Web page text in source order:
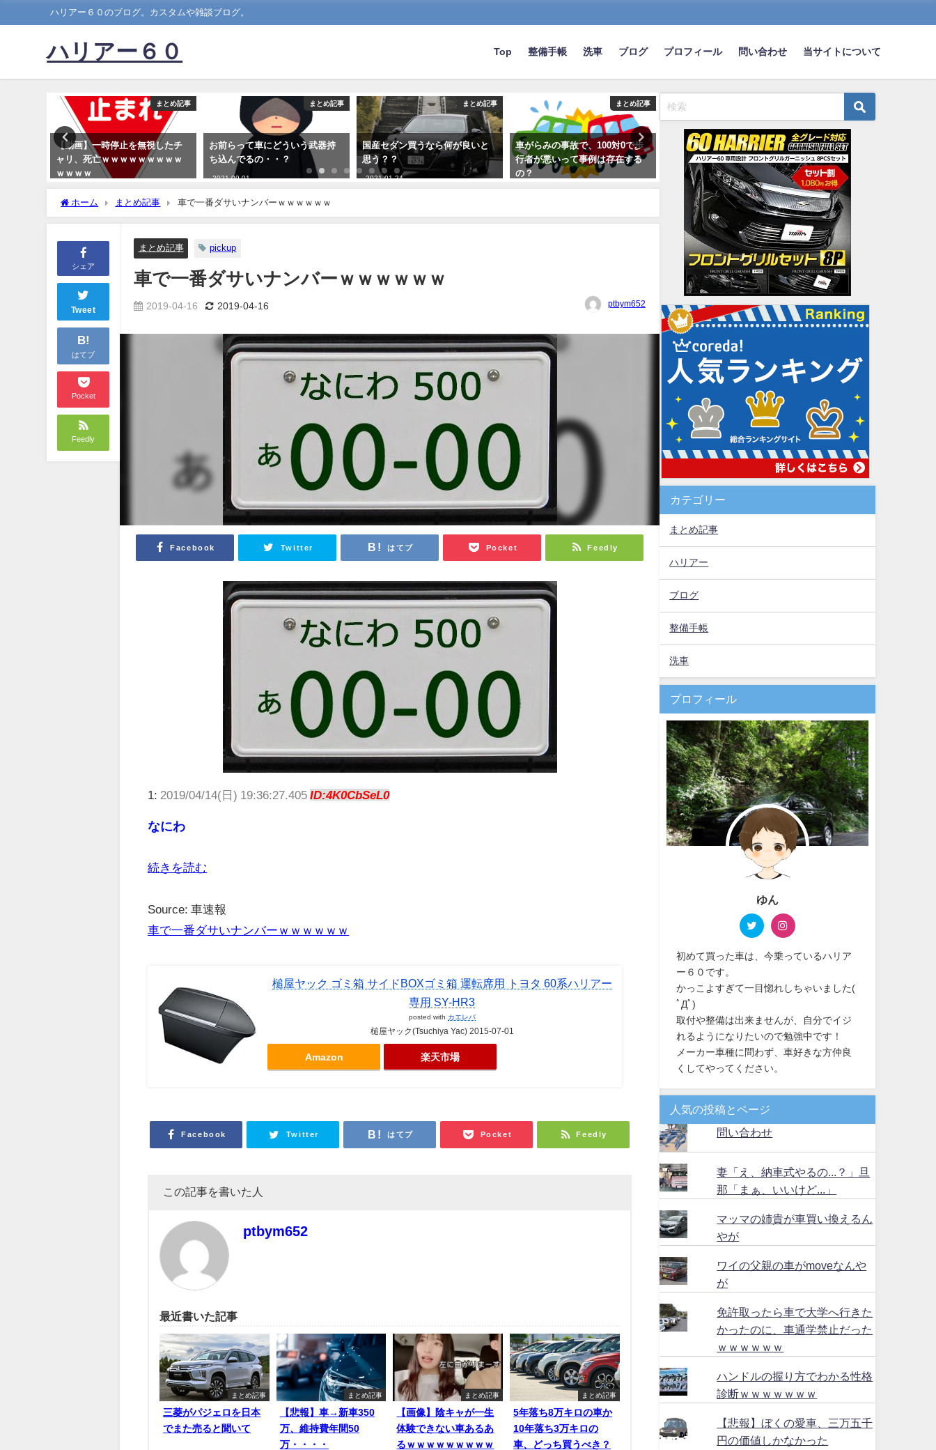
ハリアー６０のブログ。カスタムや雑談ブログ。
ハリアー６０ Top 整備手帳 洗車 ブログ プロフィール 問い合わせ 当サイトについて
まとめ記事
【動画】一時停止を無視したチ
ャリ、死亡ｗｗｗｗｗｗｗｗｗ
ｗｗｗｗ
まとめ記事
お前らって車にどういう武器持
ち込んでるの・・？
2021-09-01
まとめ記事
国産セダン買うなら何が良いと
思う？？
2021-01-24
まとめ記事
車がらみの事故で、100対0で歩
行者が悪いって事例は存在する
の？
整備がヤバすぎて炎上した車が
コチラwwwwww
2022-06-05
【朗報】アメリカ乗用車ベ
5、日本車独占ｗｗｗｗｗｗ
2019-02-09
ホーム まとめ記事 車で一番ダサいナンバーｗｗｗｗｗｗ
シェア
Tweet
B!
はてブ
Pocket
Feedly
まとめ記事 pickup
車で一番ダサいナンバーｗｗｗｗｗｗ
2019-04-16 2019-04-16 ptbym652
Facebook Twitter はてブ Pocket Feedly
1: 2019/04/14(日) 19:36:27.405ID:4K0CbSeL0
なにわ
続きを読む
Source: 車速報
車で一番ダサいナンバーｗｗｗｗｗｗ
槌屋ヤック ゴミ箱 サイドBOXゴミ箱 運転席用 トヨタ 60系ハリアー
専用 SY-HR3
posted with カエレバ
槌屋ヤック(Tsuchiya Yac) 2015-07-01
Amazon 楽天市場
Facebook Twitter はてブ Pocket Feedly
この記事を書いた人
ptbym652
最近書いた記事
まとめ記事
三菱がパジェロを日本
でまた売ると聞いて
まとめ記事
【悲報】車→新車350
万、維持費年間50
万・・・・
まとめ記事
【画像】陰キャが一生
体験できない車あるあ
るｗｗｗｗｗｗｗｗｗ
まとめ記事
5年落ち8万キロの車か
10年落ち3万キロの
車、どっち買うべき？
カテゴリー
まとめ記事
ハリアー
ブログ
整備手帳
洗車
プロフィール
ゆん
初めて買った車は、今乗っているハリア
ー６０です。
かっこよすぎて一目惚れしちゃいました(
ﾟДﾟ)
取付や整備は出来ませんが、自分でイジ
れるようになりたいので勉強中です！
メーカー車種に問わず、車好きな方仲良
くしてやってください。
人気の投稿とページ
問い合わせ
妻「え、納車式やるの...？」旦
那「まぁ、いいけど...」
マッマの姉貴が車買い換えるん
やが
ワイの父親の車がmoveなんや
が
免許取ったら車で大学へ行きた
かったのに、車通学禁止だった
ｗｗｗｗｗｗ
ハンドルの握り方でわかる性格
診断ｗｗｗｗｗｗｗ
【悲報】ぼくの愛車、三万五千
円の価値しかなかった